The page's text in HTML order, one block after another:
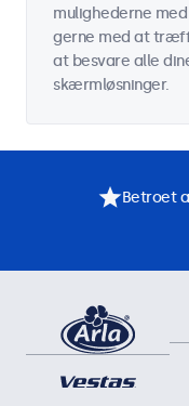
mulighederne
gerne med at
at besvare alle
skærmløsninger.
Betroet